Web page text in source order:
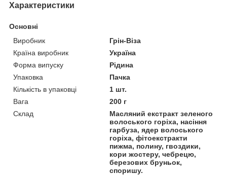
Характеристики
Основні
Виробник
Грін-Віза
Країна виробник
Україна
Форма випуску
Рідина
Упаковка
Пачка
Кількість в упаковці
1 шт.
Вага
200 г
Склад
Масляний екстракт зеленого
волоського горіха, насіння
гарбуза, ядер волоського
горіха, фітоекстракти
пижма, полину, гвоздики,
кори жостеру, чебрецю,
березових бруньок,
споришу.